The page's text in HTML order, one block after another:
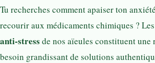
Tu recherches comment apaiser ton
recourir aux médicaments chimiques ? Les
anti-stress de nos aïeules constituent une
besoin grandissant de solutions